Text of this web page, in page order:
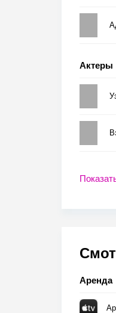
Актеры
Аренда